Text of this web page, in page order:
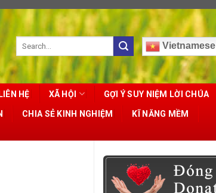
Vietnamese
HỆ XÃ HỘI GỢI Ý SUY NIỆM LỜI CHÚA
CHIA SẺ KINH NGHIỆM
KĨ NĂNG MỀM